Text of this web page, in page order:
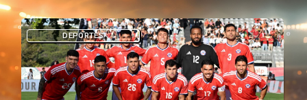
DEPORTES